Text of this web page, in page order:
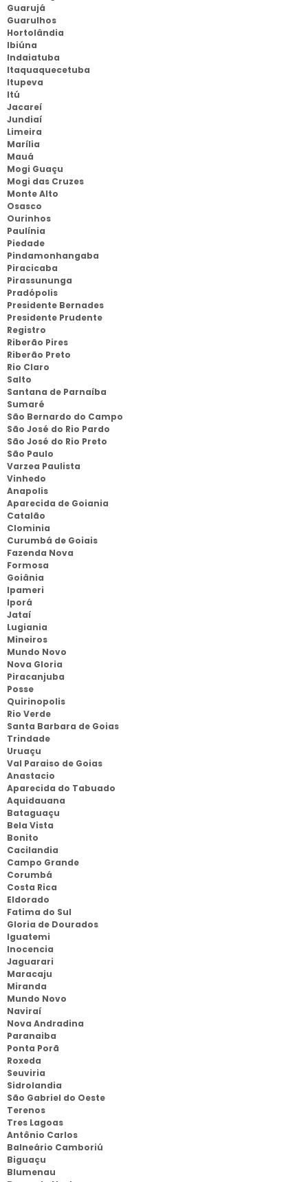
Guarujá
Guarulhos
Hortolândia
Ibiúna
Indaiatuba
Itaquaquecetuba
Itupeva
Itú
Jacareí
Jundiaí
Limeira
Marília
Mauá
Mogi Guaçu
Mogi das Cruzes
Monte Alto
Osasco
Ourinhos
Paulínia
Piedade
Pindamonhangaba
Piracicaba
Pirassununga
Pradópolis
Presidente Bernades
Presidente Prudente
Registro
Riberão Pires
Riberão Preto
Rio Claro
Salto
Santana de Parnaíba
Sumaré
São Bernardo do Campo
São José do Rio Pardo
São José do Rio Preto
São Paulo
Varzea Paulista
Vinhedo
Anapolis
Aparecida de Goiania
Catalão
Clominia
Curumbá de Goiais
Fazenda Nova
Formosa
Goiânia
Ipameri
Iporá
Jataí
Lugiania
Mineiros
Mundo Novo
Nova Gloria
Piracanjuba
Posse
Quirinopolis
Rio Verde
Santa Barbara de Goias
Trindade
Uruaçu
Val Paraiso de Goias
Anastacio
Aparecida do Tabuado
Aquidauana
Bataguaçu
Bela Vista
Bonito
Cacilandia
Campo Grande
Corumbá
Costa Rica
Eldorado
Fatima do Sul
Gloria de Dourados
Iguatemi
Inocencia
Jaguarari
Maracaju
Miranda
Mundo Novo
Naviraí
Nova Andradina
Paranaiba
Ponta Porã
Roxeda
Seuviria
Sidrolandia
São Gabriel do Oeste
Terenos
Tres Lagoas
Antônio Carlos
Balneário Camboriú
Biguaçu
Blumenau